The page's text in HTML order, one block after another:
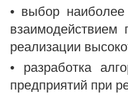
• выбор
взаимодействием
реализации
• разработка
предприятий при